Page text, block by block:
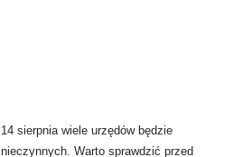
14 sierpnia wiele urzędów będzie
nieczynnych. Warto sprawdzić przed